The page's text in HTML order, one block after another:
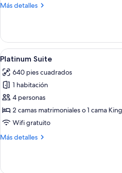
Access
Más detalles
Más
Room,
Pool
Access
View)
Abrir
todas
las
fotos
de
Platinum
Suite
Un
9
Platinum Suite
640 pies cuadrados
1 habitación
4 personas
2 camas matrimoniales o 1 cama
Wifi gratuito
Más detalles
Más